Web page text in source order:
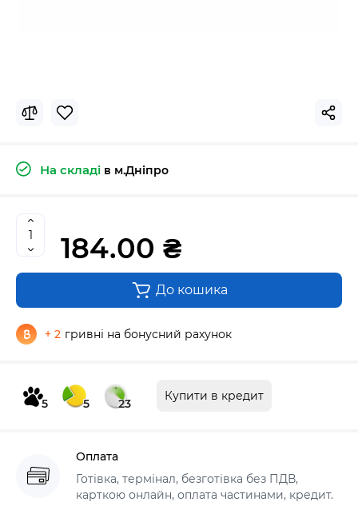
На складі в м.Дніпро
184.00 ₴
До кошика
+ 2 гривні на бонусний рахунок
5 5 23
Купити в кредит
Оплата
Готівка, термінал, безготівка без ПДВ,
карткою онлайн, оплата частинами, кредит.